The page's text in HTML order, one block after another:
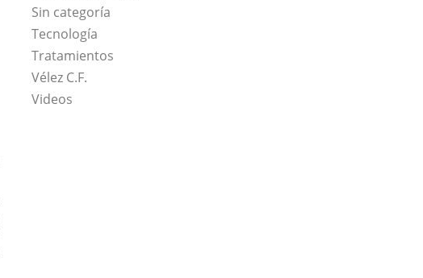
Sin categoría
Tecnología
Tratamientos
Vélez C.F.
Videos